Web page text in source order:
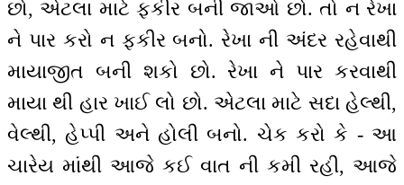
છો, એટલા માટે ફકીર બની જાઓ છો. તો ન રેખા
ને પાર કરો ન ફકીર બનો. રેખા ની અંદર રહેવાથી
માયાજીત બની શકો છો. રેખા ને પાર કરવાથી
માયા થી હાર ખાઈ લો છો. એટલા માટે સદા હેલ્થી,
વેલ્થી, હેપ્પી અને હોલી બનો. ચેક કરો કે - આ
ચારેય માંથી આજે કઈ વાત ની કમી રહી, આજે